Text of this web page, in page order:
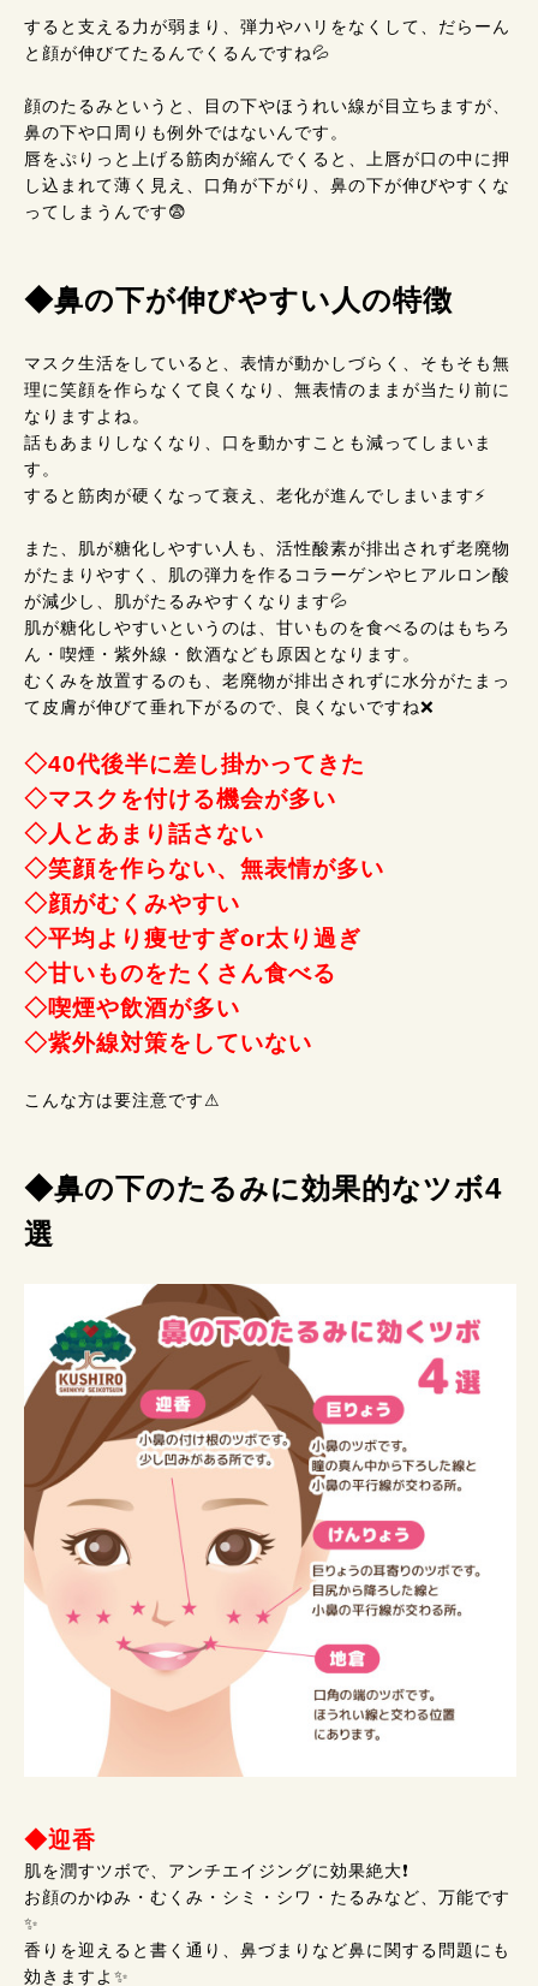
すると支える力が弱まり、弾力やハリをなくして、だらーん
と顔が伸びてたるんでくるんですね💦
顔のたるみというと、目の下やほうれい線が目立ちますが、
鼻の下や口周りも例外ではないんです。
唇をぷりっと上げる筋肉が縮んでくると、上唇が口の中に押
し込まれて薄く見え、口角が下がり、鼻の下が伸びやすくな
ってしまうんです😨
◆鼻の下が伸びやすい人の特徴
マスク生活をしていると、表情が動かしづらく、そもそも無
理に笑顔を作らなくて良くなり、無表情のままが当たり前に
なりますよね。
話もあまりしなくなり、口を動かすことも減ってしまいま
す。
すると筋肉が硬くなって衰え、老化が進んでしまいます⚡
また、肌が糖化しやすい人も、活性酸素が排出されず老廃物
がたまりやすく、肌の弾力を作るコラーゲンやヒアルロン酸
が減少し、肌がたるみやすくなります💦
肌が糖化しやすいというのは、甘いものを食べるのはもちろ
ん・喫煙・紫外線・飲酒なども原因となります。
むくみを放置するのも、老廃物が排出されずに水分がたまっ
て皮膚が伸びて垂れ下がるので、良くないですね❌
◇40代後半に差し掛かってきた
◇マスクを付ける機会が多い
◇人とあまり話さない
◇笑顔を作らない、無表情が多い
◇顔がむくみやすい
◇平均より痩せすぎor太り過ぎ
◇甘いものをたくさん食べる
◇喫煙や飲酒が多い
◇紫外線対策をしていない
こんな方は要注意です⚠
◆鼻の下のたるみに効果的なツボ4
選
◆迎香
肌を潤すツボで、アンチエイジングに効果絶大❗
お顔のかゆみ・むくみ・シミ・シワ・たるみなど、万能です
✨
香りを迎えると書く通り、鼻づまりなど鼻に関する問題にも
効きますよ✨